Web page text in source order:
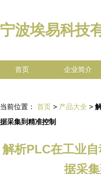
宁波埃易科技
首页 企业简介
当前位置： 首页 > 产品大全 >
据采集到精准控制
解析PLC在工业
据采